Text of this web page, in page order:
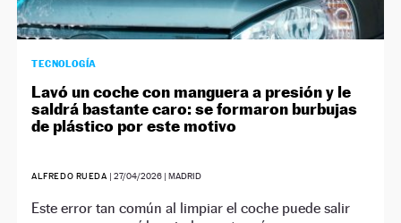
TECNOLOGÍA
Lavó un coche con manguera a presión y le
saldrá bastante caro: se formaron burbujas
de plástico por este motivo
ALFREDO RUEDA | 27/04/2026| MADRID
Este error tan común al limpiar el coche puede salir